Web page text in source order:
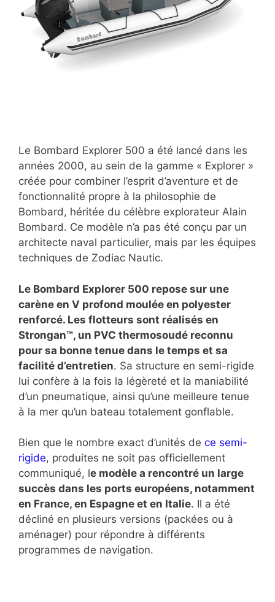
Le Bombard Explorer 500 a été lancé dans les
années 2000, au sein de la gamme « Explorer »
créée pour combiner l’esprit d’aventure et de
fonctionnalité propre à la philosophie de
Bombard, héritée du célèbre explorateur Alain
Bombard. Ce modèle n’a pas été conçu par un
architecte naval particulier, mais par les équipes
techniques de Zodiac Nautic.
Le Bombard Explorer 500 repose sur une
carène en V profond moulée en polyester
renforcé. Les flotteurs sont réalisés en
Strongan™, un PVC thermosoudé reconnu
pour sa bonne tenue dans le temps et sa
facilité d’entretien. Sa structure en semi-rigide
lui confère à la fois la légèreté et la maniabilité
d’un pneumatique, ainsi qu’une meilleure tenue
à la mer qu’un bateau totalement gonflable.
Bien que le nombre exact d’unités de ce semi-
rigide, produites ne soit pas officiellement
communiqué, le modèle a rencontré un large
succès dans les ports européens, notamment
en France, en Espagne et en Italie. Il a été
décliné en plusieurs versions (packées ou à
aménager) pour répondre à différents
programmes de navigation.